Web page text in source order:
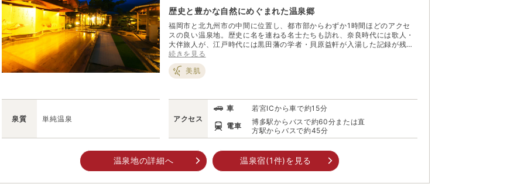
歴史と豊かな自然にめぐまれた温泉郷
福岡市と北九州市の中間に位置し、都市部からわずか1時間ほどのアクセ
スの良い温泉地。歴史に名を連ねる名士たちも訪れ、奈良時代には歌人・
大伴旅人が、江戸時代には黒田藩の学者・貝原益軒が入湯した記録が残る
由緒正しい名湯である。 現在は周囲を山に囲まれた犬鳴川の清流沿いに5
軒ほどの温泉施設が点在し、「福岡の奥座敷」と呼ばれる静かな佇まいが
心を落ち着かせる。 また、周囲は美しい自然にあふれており、春は桜や新
緑、夏は乱舞するホタル、秋は紅葉、冬は雪景色と四季折々の美しい景観
続きを見る
美肌
泉質 単純温泉 アクセス
車
若宮ICから車で約15分
電車
博多駅からバスで約60分または直
方駅からバスで約45分
温泉地の詳細へ 温泉宿(1件)を見る